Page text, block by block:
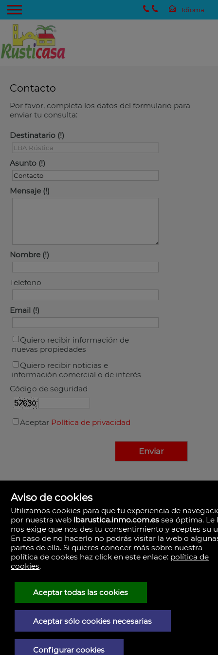
Contacto
Por favor, completa los datos del formulario para
enviar tu consulta:
Destinatario
Asunto
Mensaje
Nombre
Telefono
Email
Quiero recibir información de
nuevas propiedades
Quiero recibir noticias e
información comercial o de interés
Código de seguridad
Aceptar Política de privacidad
LBA Rústica
España
(+34)953.043.810
Aviso Legal
Aviso de cookies
Utilizamos cookies para que tu experiencia de
por nuestra web lbarustica.inmo.com.es sea óptima. Le
nos exige que nos des tu consentimiento y aceptes su
En caso de no hacerlo no podrás visitar la web o
partes de ella. Si quieres conocer más sobre nuestra
política de cookes haz click en este enlace: política de
cookies.
Aceptar todas las cookies
Aceptar sólo cookies necesarias
Configurar cookies